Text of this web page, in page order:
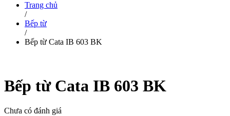
Trang chủ
/
Bếp từ
/
Bếp từ Cata IB 603 BK
Bếp từ Cata IB 603 BK
Chưa có đánh giá